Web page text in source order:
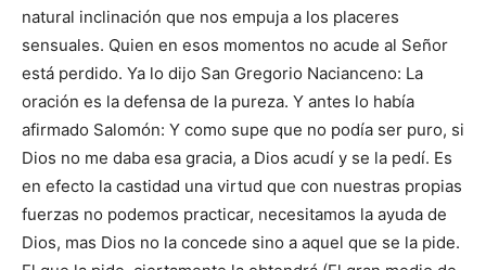
natural inclinación que nos empuja a los placeres
sensuales. Quien en esos momentos no acude al Señor
está perdido. Ya lo dijo San Gregorio Nacianceno: La
oración es la defensa de la pureza. Y antes lo había
afirmado Salomón: Y como supe que no podía ser puro, si
Dios no me daba esa gracia, a Dios acudí y se la pedí. Es
en efecto la castidad una virtud que con nuestras propias
fuerzas no podemos practicar, necesitamos la ayuda de
Dios, mas Dios no la concede sino a aquel que se la pide.